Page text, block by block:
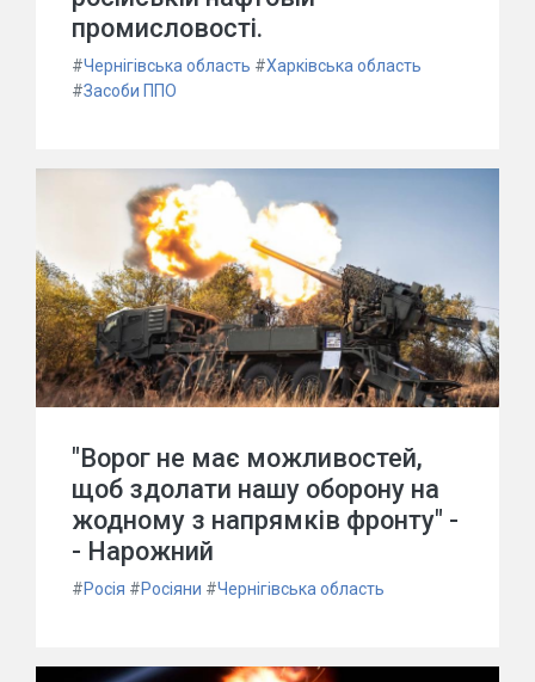
промисловості.
#Чернігівська область #Харківська область
#Засоби ППО
"Ворог не має можливостей,
щоб здолати нашу оборону на
жодному з напрямків фронту" -
- Нарожний
#Росія #Росіяни #Чернігівська область